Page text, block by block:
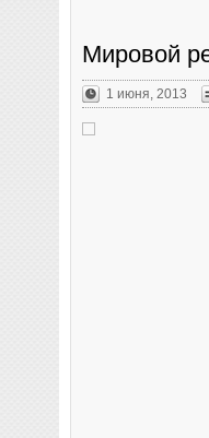
Мировой
1 июня, 2013